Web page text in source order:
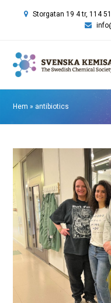
Storgatan 19 4 tr, 114
Hem » antibiotics